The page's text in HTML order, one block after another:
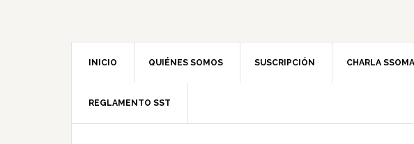
INICIO QUIÉNES SOMOS SUSCRIPCIÓN CHARLA SSOMA
REGLAMENTO SST